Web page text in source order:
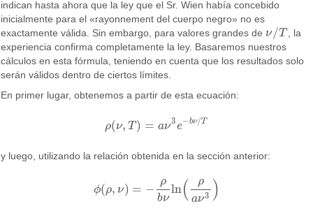
indican hasta ahora que la ley que el Sr. Wien había concebido
inicialmente para el «rayonnement del cuerpo negro» no es
exactamente válida. Sin embargo, para valores grandes de ν/T
ν/T
, la
experiencia confirma completamente la ley. Basaremos nuestros
cálculos en esta fórmula, teniendo en cuenta que los resultados solo
serán válidos dentro de ciertos límites.
En primer lugar, obtenemos a partir de esta ecuación:
ρ(ν, T) = aν3e−bν/T
ρ( ν,T =a ν3e−bν /T
y luego, utilizando la relación obtenida en la sección anterior:
ϕ(ρ, ν) = −
ρ
bν
ln(
ρ
aν3 )
ϕ (ρ, ν)= −ρ bνln(ρa ν3)